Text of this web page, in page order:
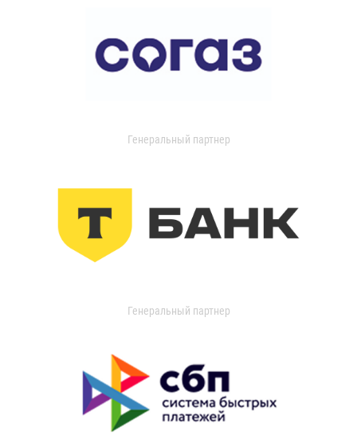
Генеральный партнер
Генеральный партнер